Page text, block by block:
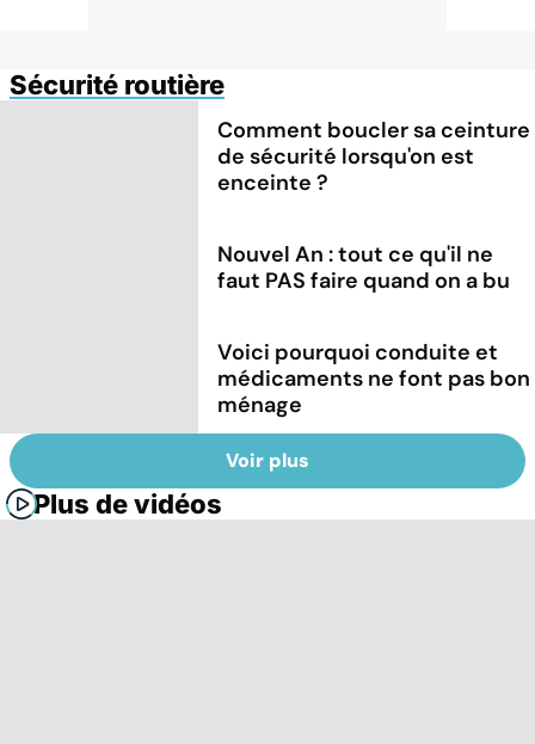
Sécurité routière
Comment boucler sa ceinture
de sécurité lorsqu'on est
enceinte ?
Nouvel An : tout ce qu'il ne
faut PAS faire quand on a bu
Voici pourquoi conduite et
médicaments ne font pas bon
ménage
Voir plus
Plus de vidéos